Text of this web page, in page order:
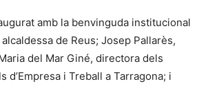
amb la benvinguda institucional
de Reus; Josep Pallarès,
del Mar Giné, directora dels
d’Empresa i Treball a Tarragona; i